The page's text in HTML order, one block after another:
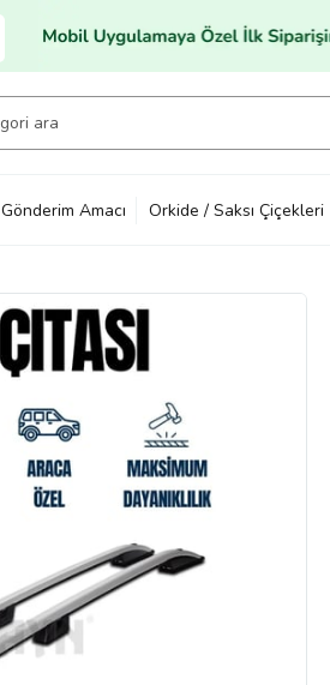
Gönderim Amacı Orkide / Saksı Çiçekleri